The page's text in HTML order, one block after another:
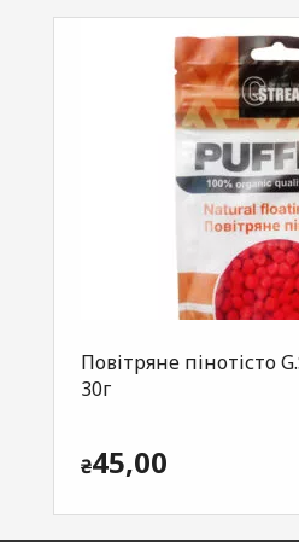
Повітряне пінотісто
30г
₴45,00